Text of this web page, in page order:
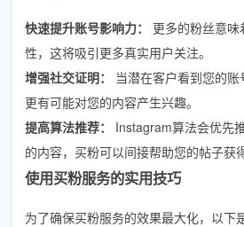
快速提升账号影响力：
更多的粉丝意
性，这将吸引更多真实用户关注。
增强社交证明：
当潜在客户看到您的
更有可能对您的内容产生兴趣。
提高算法推荐：
Instagram算法会优先
的内容，买粉可以间接帮助您的帖子获
使用买粉服务的实用技巧
为了确保买粉服务的效果最大化，以下